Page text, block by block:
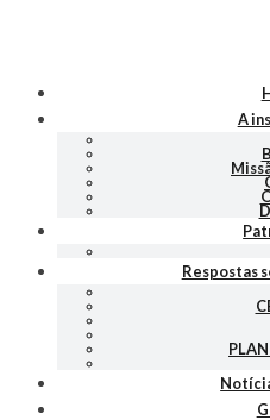
A
Respostas